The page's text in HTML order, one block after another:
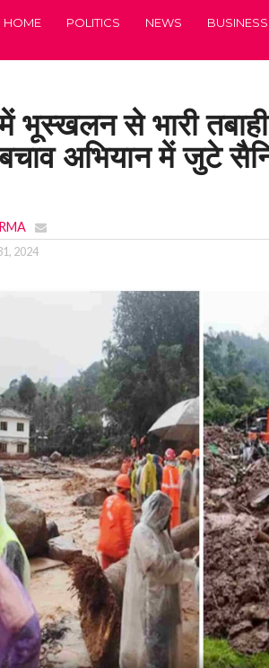
HOME POLITICS NEWS BUSINESS
से भारी
अभियान में जुटे
2024